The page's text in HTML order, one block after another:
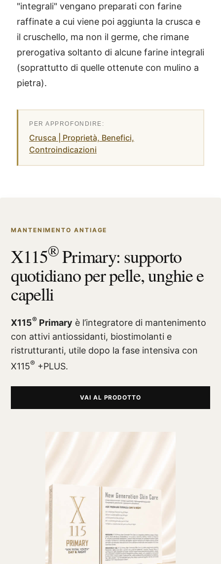
"integrali" vengano preparati con farine
raffinate a cui viene poi aggiunta la crusca e
il cruschello, ma non il germe, che rimane
prerogativa soltanto di alcune farine integrali
(soprattutto di quelle ottenute con mulino a
pietra).
Crusca | Proprietà, Benefici,
Controindicazioni
MANTENIMENTO ANTIAGE
X115®Primary: supporto
quotidiano per pelle, unghie e
capelli
X115® Primary è l’integratore di mantenimento
con attivi antiossidanti, biostimolanti e
ristrutturanti, utile dopo la fase intensiva con
X115® +PLUS.
VAI AL PRODOTTO